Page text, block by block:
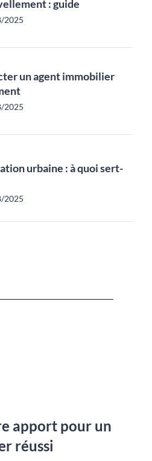
: guide
2025
un agent immobilier
2025
urbaine : à quoi sert-
2025
apport pour un
réussi